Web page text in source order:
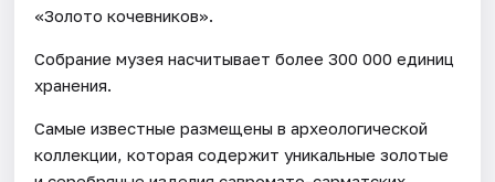
«Золото кочевников».
Собрание музея насчитывает более 300 000 единиц
хранения.
Самые известные размещены в археологической
коллекции, которая содержит уникальные золотые